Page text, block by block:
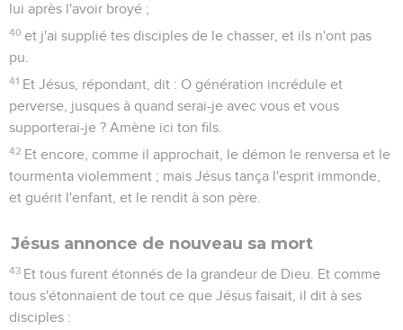
lui après l'avoir broyé ;
40 et j'ai supplié tes disciples de le chasser, et ils n'ont pas
pu.
41 Et Jésus, répondant, dit : O génération incrédule et
perverse, jusques à quand serai-je avec vous et vous
supporterai-je ? Amène ici ton fils.
42 Et encore, comme il approchait, le démon le renversa et le
tourmenta violemment ; mais Jésus tança l'esprit immonde,
et guérit l'enfant, et le rendit à son père.
Jésus annonce de nouveau sa mort
43 Et tous furent étonnés de la grandeur de Dieu. Et comme
tous s'étonnaient de tout ce que Jésus faisait, il dit à ses
disciples :